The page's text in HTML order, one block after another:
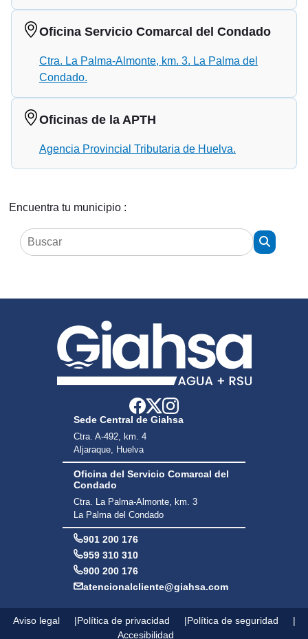
Oficina Servicio Comarcal del Condado
Ctra. La Palma-Almonte, km. 3. La Palma del
Condado.
Oficinas de la APTH
Agencia Provincial Tributaria de Huelva.
Encuentra tu municipio :
Sede Central de Giahsa
Ctra. A-492, km. 4
Aljaraque, Huelva
Oficina del Servicio Comarcal del
Condado
Ctra. La Palma-Almonte, km. 3
La Palma del Condado
901 200 176
959 310 310
900 200 176
atencionalcliente@giahsa.com
Aviso legal Política de privacidad
Política de seguridad
Accesibilidad